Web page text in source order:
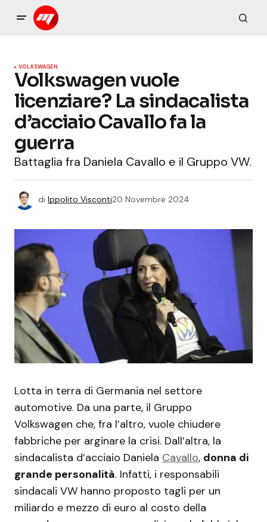
VOLKSWAGEN
Volkswagen vuole
licenziare? La sindacalista
d’acciaio Cavallo fa la
guerra
Battaglia fra Daniela Cavallo e il Gruppo VW.
di Ippolito Visconti20 Novembre 2024
Lotta in terra di Germania nel settore
automotive. Da una parte, il Gruppo
Volkswagen che, fra l’altro, vuole chiudere
fabbriche per arginare la crisi. Dall’altra, la
sindacalista d’acciaio Daniela Cavallo, donna di
grande personalità. Infatti, i responsabili
sindacali VW hanno proposto tagli per un
miliardo e mezzo di euro al costo della